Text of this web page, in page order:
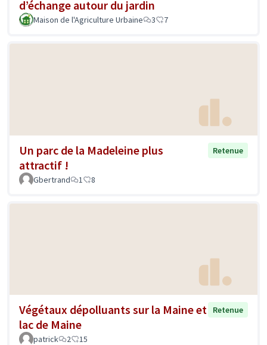
d’échange autour du jardin
Maison de l'Agriculture Urbaine 3 7
Un parc de la Madeleine plus
attractif !
Retenue
Gbertrand 1 8
Végétaux dépolluants sur la Maine et
lac de Maine
Retenue
patrick 2 15